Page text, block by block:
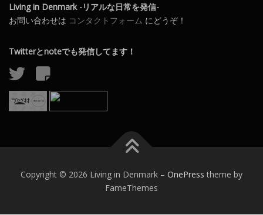
Living in Denmark -リアルな日常を発信-
お問い合わせは コンタクトフォーム にどうぞ！
Twitterとnoteでも発信してます！
Copyright © 2026 Living in Denmark – OnePress theme by
FameThemes